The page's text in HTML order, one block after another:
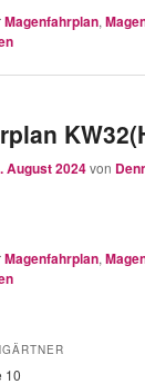
Magenfahrplan,
August 2024von
Magenfahrplan,
10